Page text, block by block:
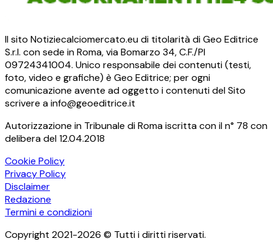
Il sito Notiziecalciomercato.eu di titolarità di Geo Editrice
S.r.l. con sede in Roma, via Bomarzo 34, C.F./PI
09724341004. Unico responsabile dei contenuti (testi,
foto, video e grafiche) è Geo Editrice; per ogni
comunicazione avente ad oggetto i contenuti del Sito
scrivere a info@geoeditrice.it
Autorizzazione in Tribunale di Roma iscritta con il n° 78 con
delibera del 12.04.2018
Cookie Policy
Privacy Policy
Disclaimer
Redazione
Termini e condizioni
Copyright 2021-2026 © Tutti i diritti riservati.